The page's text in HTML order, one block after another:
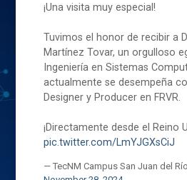
¡Una visita muy especial!
Tuvimos el honor de recibir a
Martínez Tovar, un orgulloso
Ingeniería en Sistemas
actualmente se desempeña
Designer y Producer en FRVR.
¡Directamente desde el
pic.twitter.com/LmYJGXsCiJ
— TecNM Campus San Juan del